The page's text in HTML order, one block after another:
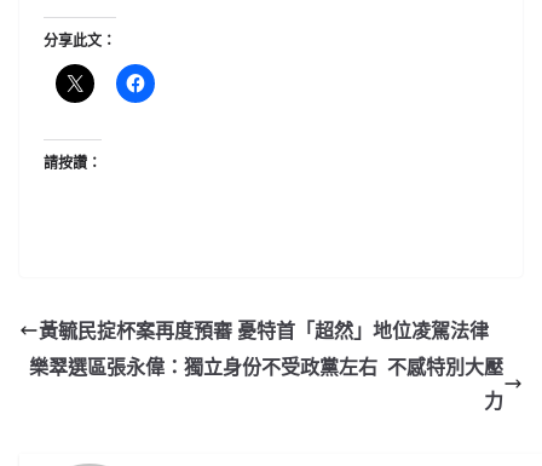
分享此文：
請按讚：
黃毓民掟杯案再度預審 憂特首「超然」地位凌駕法律
樂翠選區張永偉：獨立身份不受政黨左右 不感特別大壓
力